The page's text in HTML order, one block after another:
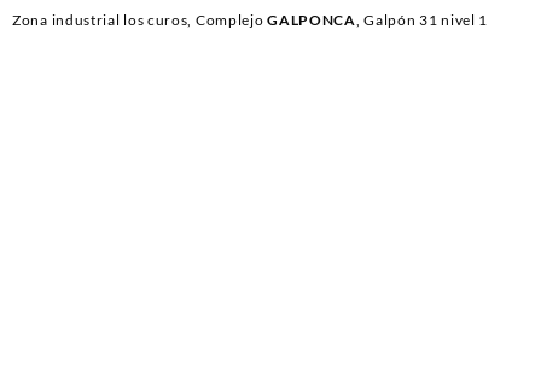
Zona industrial los curos, ComplejoGALPONCA, Galpón 31 nivel 1